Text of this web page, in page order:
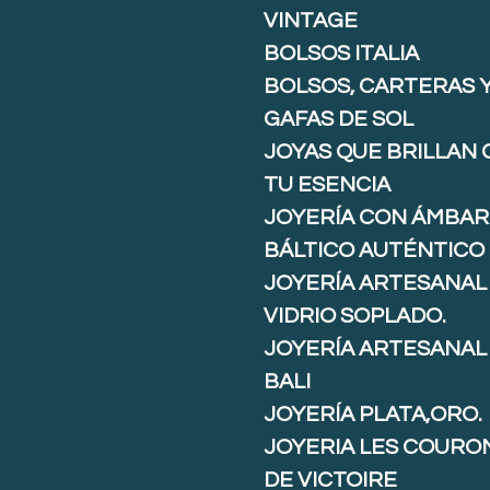
VINTAGE
BOLSOS ITALIA
BOLSOS, CARTERAS
GAFAS DE SOL
JOYAS QUE BRILLAN
TU ESENCIA
JOYERÍA CON ÁMBAR
BÁLTICO AUTÉNTICO
JOYERÍA ARTESANAL
VIDRIO SOPLADO.
JOYERÍA ARTESANAL
BALI
JOYERÍA PLATA,ORO.
JOYERIA LES
DE VICTOIRE